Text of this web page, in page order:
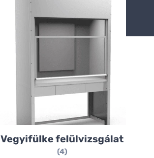
Vegyifülke felülvizsgálat
(4)